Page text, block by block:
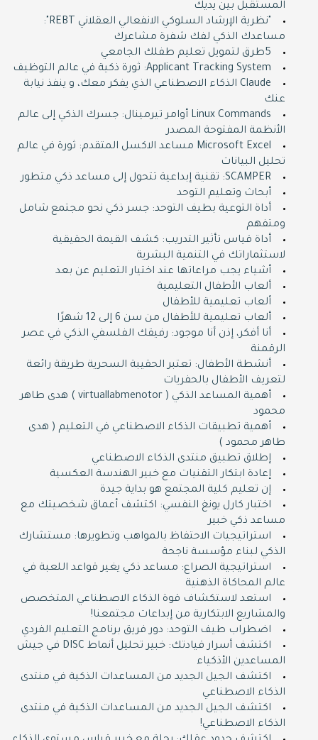
لكافة التخصصات
ZOOM
Shop now
المستقبل بين يديك
"نظرية الإرشاد السلوكي الانفعالي العقلاني REBT":
مساعدك الذكي لفك شفرة مشاعرك
5طرق لتمويل تعليم طفلك الجامعي
Applicant Tracking System: ثورة ذكية في عالم التوظيف
Claude الذكاء الاصطناعي الذي يفكر معك، و ينفذ نيابة
عنك
Linux Commands أوامر تيرمينال: جسرك الذكي إلى عالم
الأنظمة المفتوحة المصدر
Microsoft Excel مساعد الاكسل المتقدم: ثورة في عالم
تحليل البيانات
SCAMPER: تقنية إبداعية تتحول إلى مساعد ذكي متطور
أبحاث وتعليم التوحد
أداة التوعية بطيف التوحد: جسر ذكي نحو مجتمع شامل
ومتفهم
أداة قياس تأثير التدريب: كشف القيمة الحقيقية
لاستثماراتك في التنمية البشرية
أشياء يجب مراعاتها عند اختيار التعليم عن بعد
ألعاب الأطفال التعليمية
ألعاب تعليمية للأطفال
ألعاب تعليمية للأطفال من سن 6 إلى 12 شهرًا
أنا أفكر، إذن أنا موجود: رفيقك الفلسفي الذكي في عصر
الرقمنة
أنشطة الأطفال: تعتبر الحقيبة السحرية طريقة رائعة
لتعريف الأطفال بالحفريات
أهمية المساعد الذكي ( virtuallabmenotor ) هدى طاهر
محمود
أهمية تطبيقات الذكاء الاصطناعي في التعليم ( هدى
طاهر محمود )
إطلاق تطبيق منتدى الذكاء الاصطناعي
إعادة ابتكار التقنيات مع خبير الهندسة العكسية
إن تعليم كلية المجتمع هو بداية جيدة
اختبار كارل يونغ النفسي: اكتشف أعماق شخصيتك مع
مساعد ذكي خبير
استراتيجيات الاحتفاظ بالمواهب وتطويرها: مستشارك
الذكي لبناء مؤسسة ناجحة
استراتيجية الصراع: مساعد ذكي يغير قواعد اللعبة في
عالم المحاكاة الذهنية
استعد لاستكشاف قوة الذكاء الاصطناعي المتخصص
والمشاريع الابتكارية من إبداعات مجتمعنا!
اضطراب طيف التوحد: دور فريق برنامج التعليم الفردي
اكتشف أسرار قيادتك: خبير تحليل أنماط DISC في جيش
المساعدين الأذكياء
اكتشف الجيل الجديد من المساعدات الذكية في منتدى
الذكاء الاصطناعي
اكتشف الجيل الجديد من المساعدات الذكية في منتدى
الذكاء الاصطناعي!